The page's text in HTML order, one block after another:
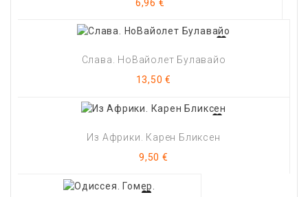
6,96 €
Слава. НоВайолет Булавайо
Цена
13,50 €
Из Африки. Карен Бликсен
Цена
9,50 €